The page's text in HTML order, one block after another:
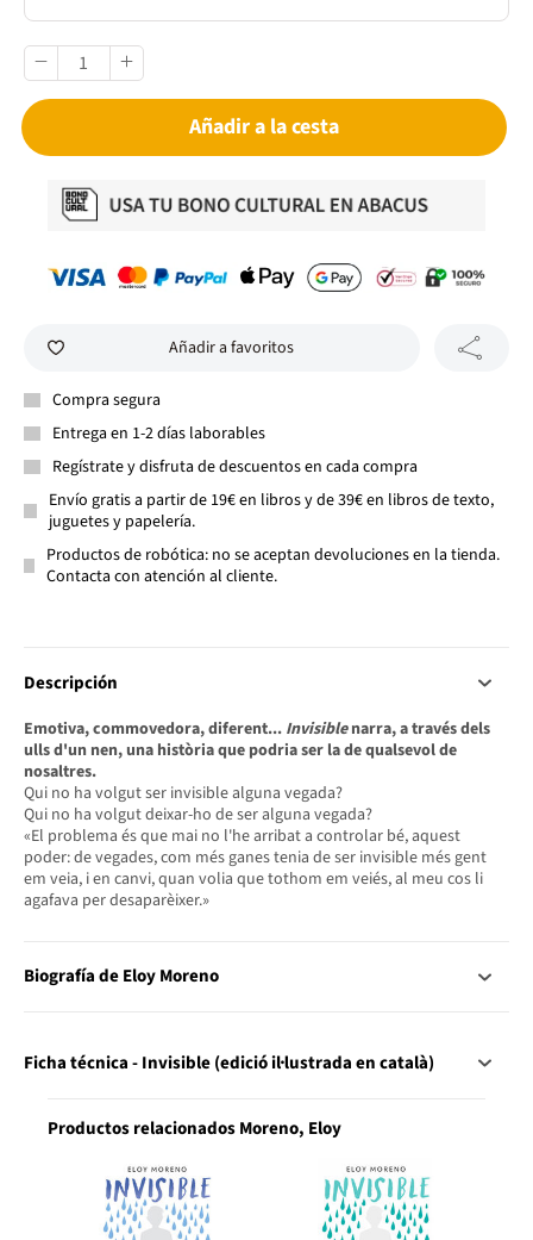
Añadir a la cesta
Añadir a favoritos
Compra segura
Entrega en 1-2 días laborables
Regístrate y disfruta de descuentos en cada compra
Envío gratis a partir de 19€ en libros y de 39€ en libros de texto,
juguetes y papelería.
Productos de robótica: no se aceptan devoluciones en la tienda.
Contacta con atención al cliente.
Descripción
Emotiva, commovedora, diferent... Invisiblenarra, a través dels
ulls d'un nen, una història que podria ser la de qualsevol de
nosaltres.
Qui no ha volgut ser invisible alguna vegada?
Qui no ha volgut deixar-ho de ser alguna vegada?
«El problema és que mai no l'he arribat a controlar bé, aquest
poder: de vegades, com més ganes tenia de ser invisible més gent
em veia, i en canvi, quan volia que tothom em veiés, al meu cos li
agafava per desaparèixer.»
Biografía de Eloy Moreno
Ficha técnica - Invisible (edició il·lustrada en català)
Productos relacionados Moreno, Eloy